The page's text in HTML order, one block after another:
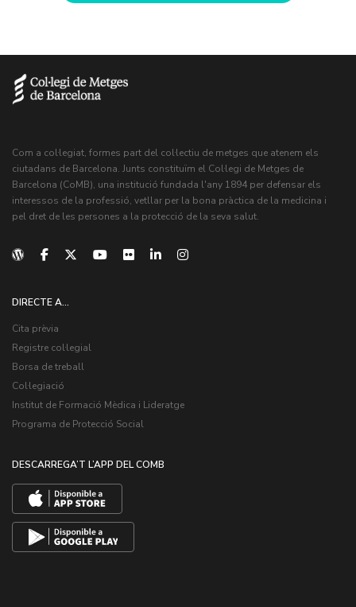
Com a col·legiat, formes part del col·lectiu de metges que atenem els
ciutadans de Barcelona. Junts constituïm el Col·legi de Metges de
Barcelona (CoMB), una institució fundada l'any 1894 per defensar els
interessos de la professió, vetllar per la bona pràctica de la medicina i
pel dret de les persones a la protecció de la seva salut.
DIRECTE A...
Cita prèvia
Registre col·legial
Borsa de treball
Col·legiació
Institut de Formació Mèdica i Lideratge
Programa de Protecció Social
DESCARREGA’T L’APP DEL COMB